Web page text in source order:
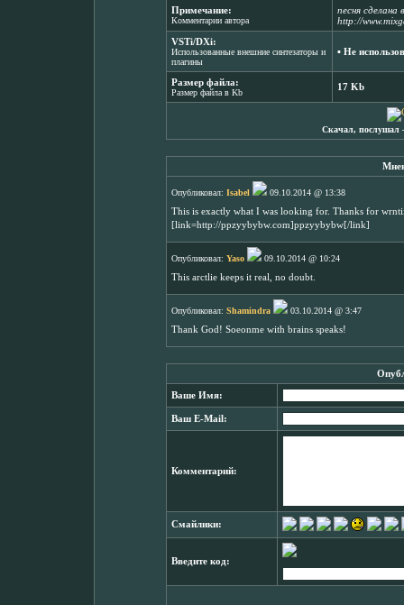
Примечание:
Комментарии автора
песня сделана
http://
VSTi/DXi:
Использованные внешние синтезаторы и
плагины
▪ Не
Размер файла:
Размер файла в Kb
17 Kb
Скачал, послушал
Опубликовал: Isabel
09.10.2014 @ 13:38
This is exactly what I was looking for. Thanks for
[link=http://ppzyybybw.com]ppzyybybw[/link]
Опубликовал: Yaso
09.10.2014 @ 10:24
This arctlie keeps it real, no doubt.
Опубликовал: Shamindra
03.10.2014 @ 3:47
Thank God! Soeonme with brains speaks!
Ваше Имя:
Ваш E-Mail:
Комментарий:
Смайлики:
Введите код: